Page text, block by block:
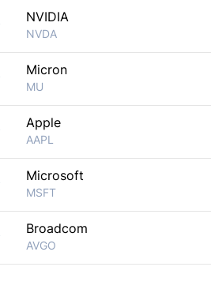
NVIDIA
NVDA
Micron
MU
Apple
AAPL
Microsoft
MSFT
Broadcom
AVGO